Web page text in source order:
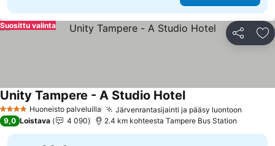
Jaa
Suosittu valinta
4 TähtiluokitusHuoneisto palveluilla Järvenrantasijainti ja pääsy luontoon
Unity Tampere - A Studio Hotel
9,0 Loistava 4 090 2.4 km kohteesta Tampere Bus Station